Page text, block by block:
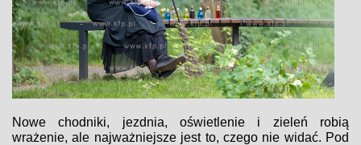
Nowe chodniki, jezdnia, oświetlenie i zieleń robią
wrażenie, ale najważniejsze jest to, czego nie widać. Pod